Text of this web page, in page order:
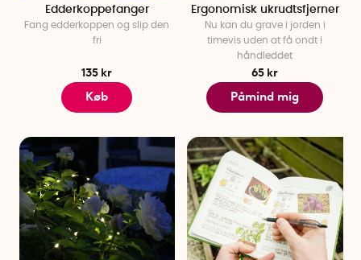
Edderkoppefanger
Fang edderkoppen og slip den
fri
135 kr
Køb
Ergonomisk ukrudtsfjerner
Nu kan du grave i jorden i
timevis uden at få ondt i
håndleddet
65 kr
Påmind mig